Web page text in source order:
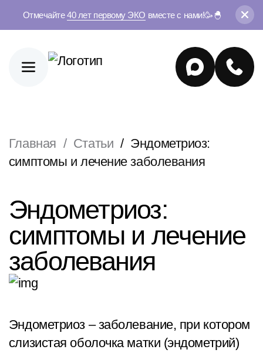
Отмечайте40 лет первому ЭКО вместе с нами!🥳🐣
Главная Статьи
Эндометриоз:
симптомы и лечение заболевания
Эндометриоз:
симптомы и лечение
заболевания
Эндометриоз – заболевание, при котором
слизистая оболочка матки (эндометрий)